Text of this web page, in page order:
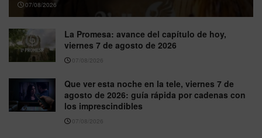
07/08/2026
La Promesa: avance del capítulo de hoy,
viernes 7 de agosto de 2026
07/08/2026
Que ver esta noche en la tele, viernes 7 de
agosto de 2026: guía rápida por cadenas con
los imprescindibles
07/08/2026